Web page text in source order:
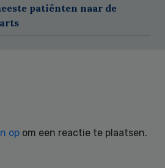
patiënten naar de
op om een reactie te plaatsen.